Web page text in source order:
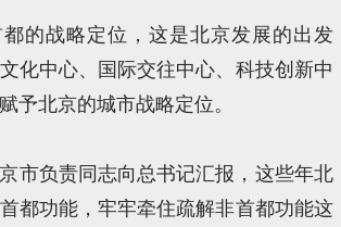
的战略定位，这是北京发展的出发
化中心、国际交往中心、科技创新中
予北京的城市战略定位。
市负责同志向总书记汇报，这些年北
都功能，牢牢牵住疏解非首都功能这